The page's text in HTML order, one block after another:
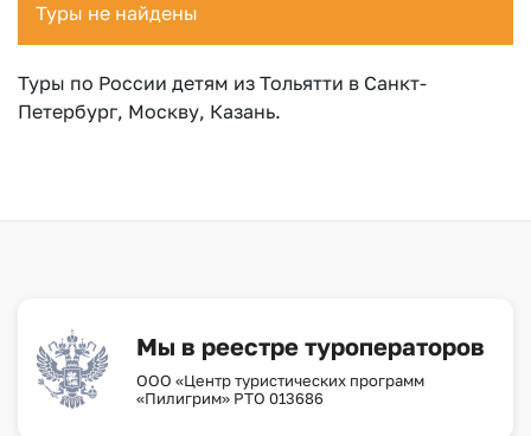
Туры не найдены
Туры по России детям из Тольятти в Санкт-
Петербург, Москву, Казань.
Мы в реестре туроператоров
ООО «Центр туристических программ
«Пилигрим» РТО 013686